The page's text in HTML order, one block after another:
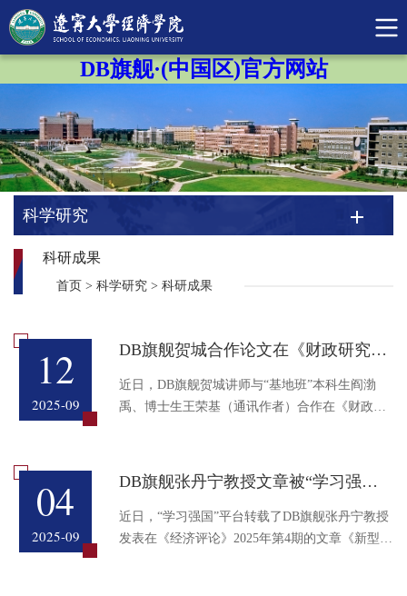
DB旗舰·(中国区)官方网站
科学研究
科研成果
首页 > 科学研究 > 科研成果
12
2025-09
DB旗舰贺城合作论文在《财政研究》发表
​近日，DB旗舰贺城讲师与“基地班”本科生阎渤
禹、博士生王荣基（通讯作者）合作在《财政研
简介：推动关键核心技术突破不仅是企业应对外
部复杂竞争环境的支撑，更是提升国家创新体系
整体效能的关键举措。政府采购以其市场化行为
降低以往创新激励政策的信息不对称，破除企业
04
2025-09
DB旗舰张丹宁教授文章被“学习强国”平台转载
近日，“学习强国”平台转载了DB旗舰张丹宁教授
发表在《经济评论》2025年第4期的文章《新型创